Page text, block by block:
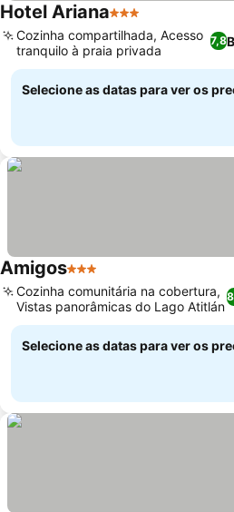
Hotel Ariana3 Estrelas
7,8
Cozinha compartilhada, Acesso
tranquilo à praia privada
Selecione as datas para ver os
Amigos3 Estrelas
Cozinha comunitária na cobertura,
Vistas panorâmicas do Lago Atitlán
Selecione as datas para ver os